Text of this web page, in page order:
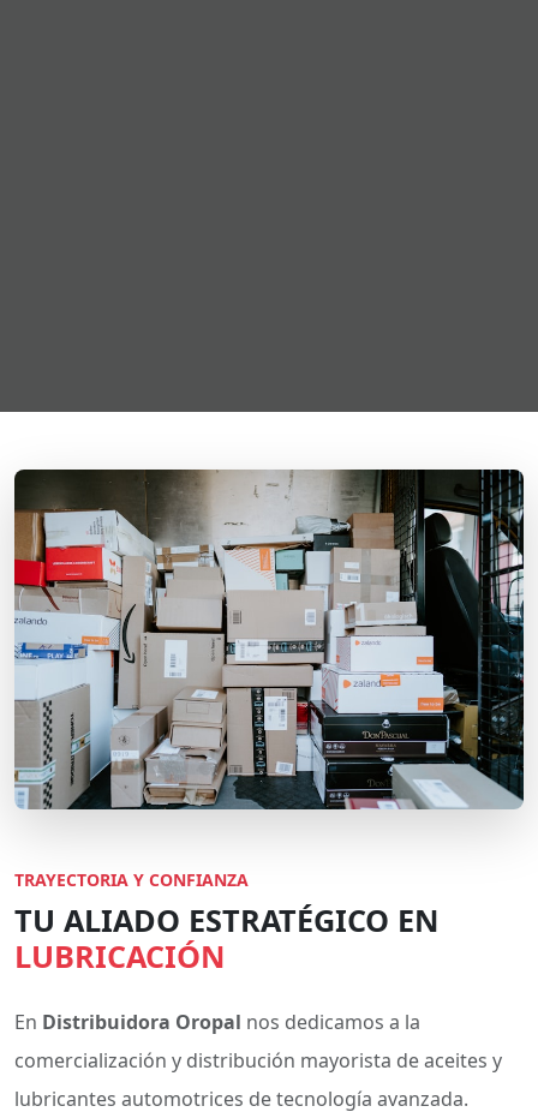
TRAYECTORIA Y CONFIANZA
TU ALIADO ESTRATÉGICO EN
LUBRICACIÓN
En Distribuidora Oropal nos dedicamos a la
comercialización y distribución mayorista de aceites y
lubricantes automotrices de tecnología avanzada.